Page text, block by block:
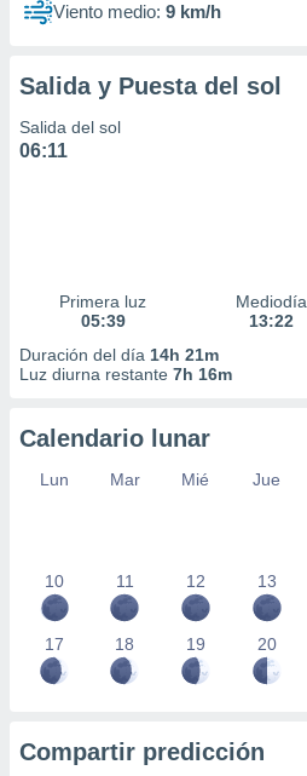
Viento medio: 9 km/h
Salida y Puesta del sol
Salida del sol
06:11
Primera luz
05:39
Mediodía
13:22
Duración del día 14h 21m
Luz diurna restante 7h 16m
Calendario lunar
Lun Mar Mié Jue
10 11 12 13
17 18 19 20
Compartir predicción